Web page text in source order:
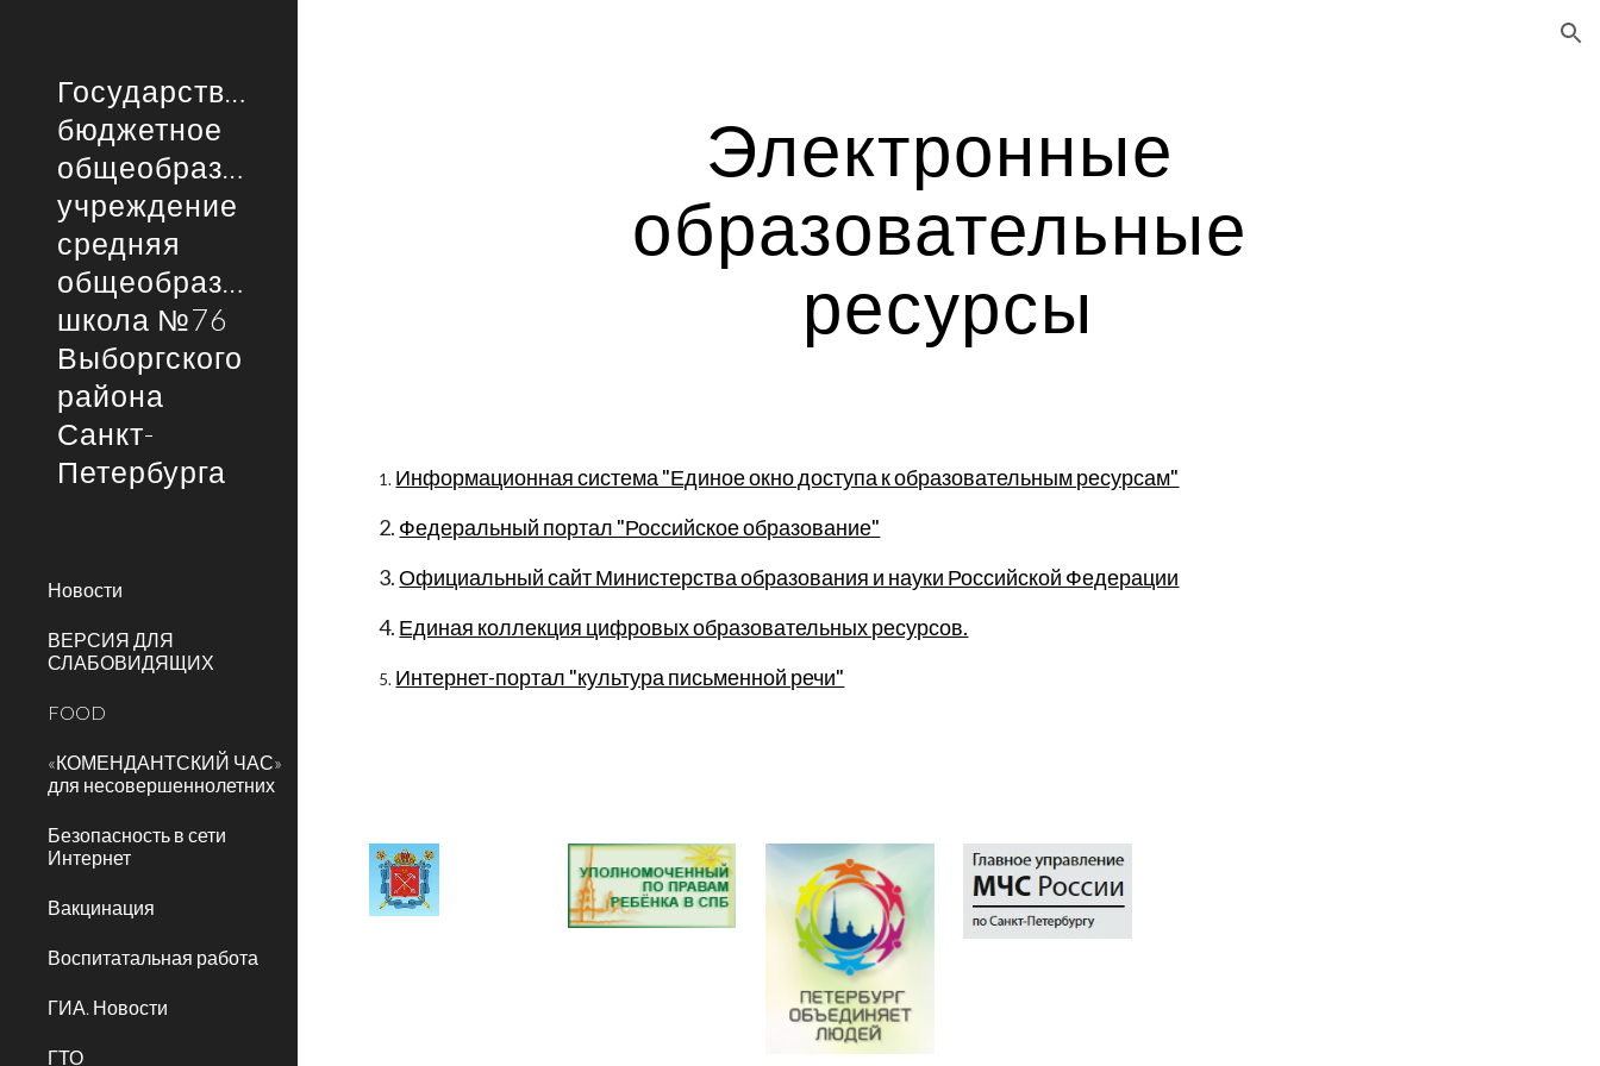
Государственное
бюджетное
общеобразовательное
учреждение
средняя
общеобразовательная
школа №76
Выборгского
района
Санкт-
Петербурга
Новости
ВЕРСИЯ ДЛЯ
СЛАБОВИДЯЩИХ
FOOD
«КОМЕНДАНТСКИЙ ЧАС»
для несовершеннолетних
Безопасность в сети
Интернет
Вакцинация
Воспитатальная работа
ГИА. Новости
ГТО
Электронные
образовательные
ресурсы
1. Информационная система "Единое окно доступа к образовательным ресурсам"
2. Федеральный портал "Российское образование"
3. Официальный сайт Министерства образования и науки Российской Федерации
4. Единая коллекция цифровых образовательных ресурсов.
5. Интернет-портал "культура письменной речи"